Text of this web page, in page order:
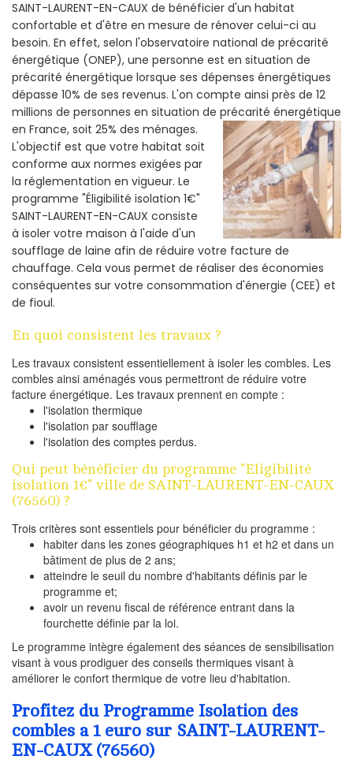
SAINT-LAURENT-EN-CAUX de bénéficier d'un habitat
confortable et d'être en mesure de rénover celui-ci au
besoin. En effet, selon l'observatoire national de précarité
énergétique (ONEP), une personne est en situation de
précarité énergétique lorsque ses dépenses énergétiques
dépasse 10% de ses revenus. L'on compte ainsi près de 12
millions de personnes en situation de précarité énergétique
en France, soit 25% des ménages.
L'objectif est que votre habitat soit
conforme aux normes exigées par
la réglementation en vigueur. Le
programme "Éligibilité isolation 1€"
SAINT-LAURENT-EN-CAUX consiste
à isoler votre maison à l'aide d'un
soufflage de laine afin de réduire votre facture de
chauffage. Cela vous permet de réaliser des économies
conséquentes sur votre consommation d'énergie (CEE) et
de fioul.
En quoi consistent les travaux ?
Les travaux consistent essentiellement à isoler les combles. Les
combles ainsi aménagés vous permettront de réduire votre
facture énergétique. Les travaux prennent en compte :
l'isolation thermique
l'isolation par soufflage
l'isolation des comptes perdus.
Qui peut bénéficier du programme "Eligibilité
isolation 1€" ville de SAINT-LAURENT-EN-CAUX
(76560) ?
Trois critères sont essentiels pour bénéficier du programme :
habiter dans les zones géographiques h1 et h2 et dans un
bâtiment de plus de 2 ans;
atteindre le seuil du nombre d'habitants définis par le
programme et;
avoir un revenu fiscal de référence entrant dans la
fourchette définie par la loi.
Le programme intègre également des séances de sensibilisation
visant à vous prodiguer des conseils thermiques visant à
améliorer le confort thermique de votre lieu d'habitation.
Profitez du Programme Isolation des
combles a 1 euro sur SAINT-LAURENT-
EN-CAUX (76560)